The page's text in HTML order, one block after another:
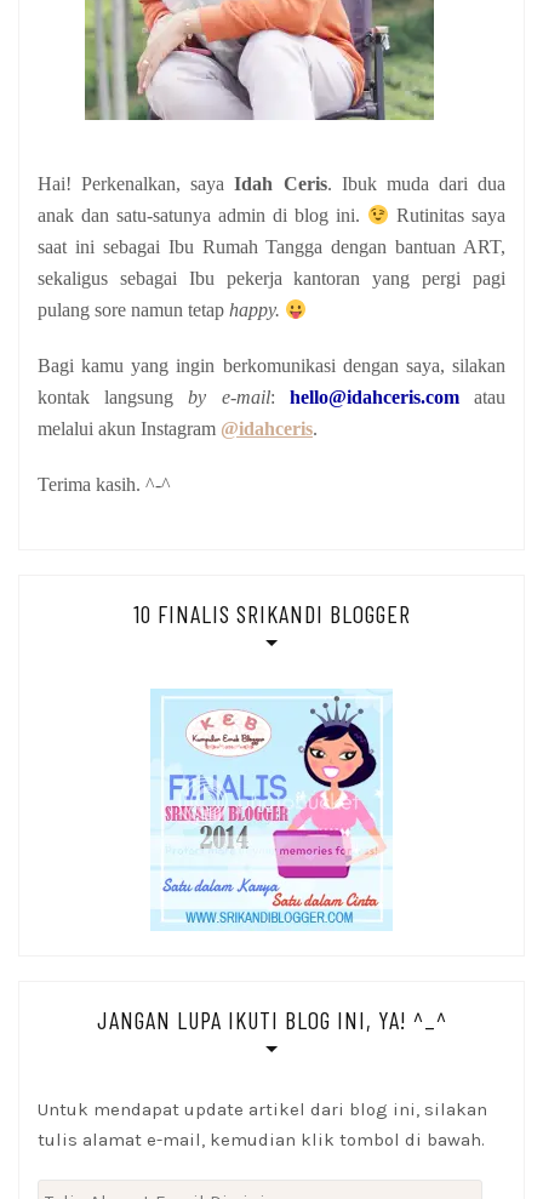
Hai! Perkenalkan, sayaIdah Ceris. Ibuk muda dari dua
anak dan satu-satunya admin di blog ini.
Rutinitas saya
saat ini sebagai Ibu Rumah Tangga dengan bantuan ART,
sekaligus sebagai Ibu pekerja kantoran yang pergi pagi
pulang sore namun tetap happy.
Bagi kamu yang ingin berkomunikasi dengan saya, silakan
kontak langsungby e-mail: hello@idahceris.com
atau
melalui akun Instagram @idahceris.
Terima kasih. ^-^
10 FINALIS SRIKANDI BLOGGER
JANGAN LUPA IKUTI BLOG INI, YA! ^_^
Untuk mendapat update artikel dari blog ini, silakan
tulis alamat e-mail, kemudian klik tombol di bawah.
Tulis